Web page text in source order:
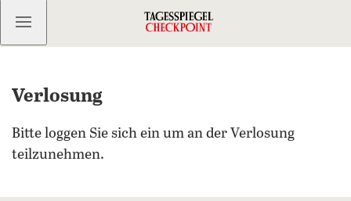
Kostenlos anmelden
Verlosung
Bitte loggen Sie sich ein um an der Verlosung
teilzunehmen.